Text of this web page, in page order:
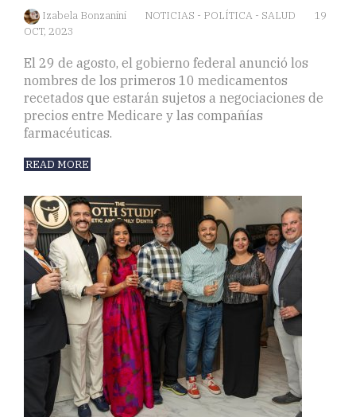
Izabela Bonzanini NOTICIAS - POLÍTICA - SALUD
19
OCT, 2023
El 29 de agosto, el gobierno federal anunció los
nombres de los primeros 10 medicamentos
recetados que estarán sujetos a negociaciones de
precios entre Medicare y las compañías
farmacéuticas.
READ MORE